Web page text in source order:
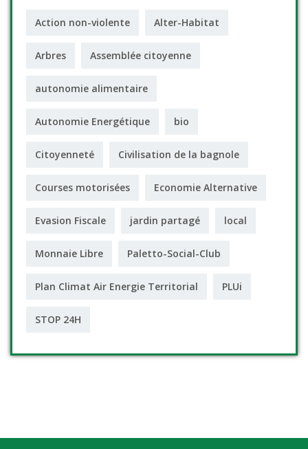
Action non-violente Alter-Habitat
Arbres Assemblée citoyenne
autonomie alimentaire
Autonomie Energétique bio
Citoyenneté Civilisation de la bagnole
Courses motorisées Economie Alternative
Evasion Fiscale jardin partagé local
Monnaie Libre Paletto-Social-Club
Plan Climat Air Energie Territorial PLUi
STOP 24H